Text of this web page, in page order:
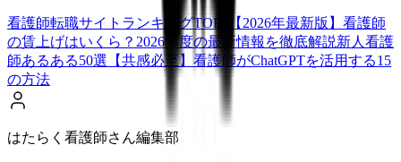
看護師転職サイトランキングTOP5【2026年最新版】 看護師
の賃上げはいくら？2026年度の最新情報を徹底解説新人看護
師あるある50選【共感必至】 看護師がChatGPTを活用する15
の方法
はたらく看護師さん編集部